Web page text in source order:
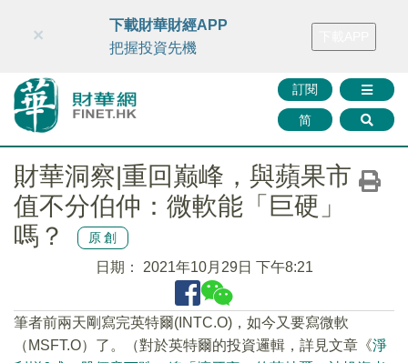
財華智庫網 FINTV FINMETA 財華證券 媒體矩陣
訂閱
简
×
下載財華財經APP
把握投資先機
財華洞察|重回巅峰，與蘋果市
值不分伯仲：微軟能「巨硬」
嗎？
原創
日期： 2021年10月29日 下午8:21
筆者前兩天剛寫完英特爾(INTC.O)，如今又要寫微軟
（MSFT.O）了。（對於英特爾的投資邏輯，詳見文章《淨